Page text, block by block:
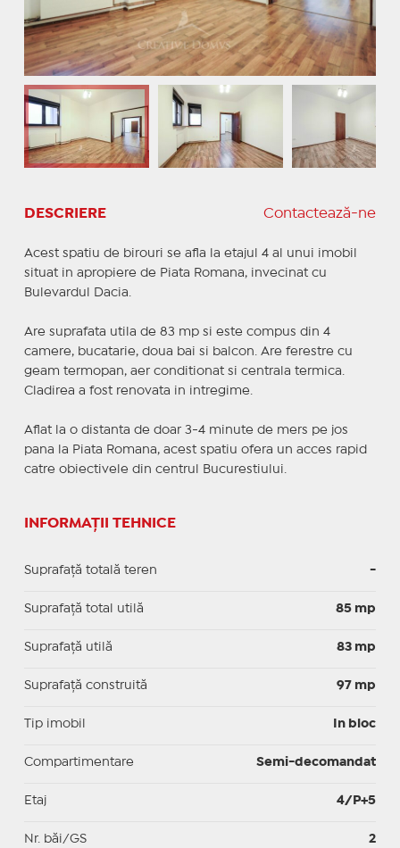
DESCRIERE Contactează-ne
Acest spatiu de birouri se afla la etajul 4 al unui imobil
situat in apropiere de Piata Romana, invecinat cu
Bulevardul Dacia.
Are suprafata utila de 83 mp si este compus din 4
camere, bucatarie, doua bai si balcon. Are ferestre cu
geam termopan, aer conditionat si centrala termica.
Cladirea a fost renovata in intregime.
Aflat la o distanta de doar 3-4 minute de mers pe jos
pana la Piata Romana, acest spatiu ofera un acces rapid
catre obiectivele din centrul Bucurestiului.
INFORMAȚII TEHNICE
Suprafață totală teren -
Suprafaţă total utilă 85 mp
Suprafaţă utilă 83 mp
Suprafaţă construită 97 mp
Tip imobil In bloc
Compartimentare Semi-decomandat
Etaj 4/P+5
Nr. băi/GS 2